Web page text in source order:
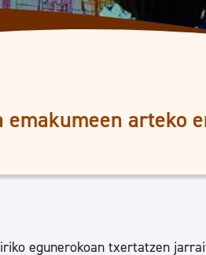
emakumeen arteko
egunerokoan txertatzen